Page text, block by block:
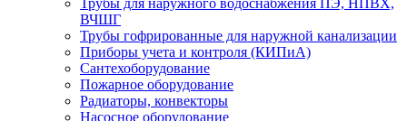
Трубы для наружного водоснабжения ПЭ, НПВХ,
ВЧШГ
Трубы гофрированные для наружной канализации
Приборы учета и контроля (КИПиА)
Сантехоборудование
Пожарное оборудование
Радиаторы, конвекторы
Насосное оборудование